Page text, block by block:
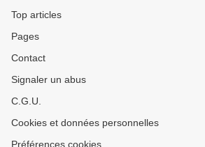
Top articles
Pages
Contact
Signaler un abus
C.G.U.
Cookies et données personnelles
Préférences cookies